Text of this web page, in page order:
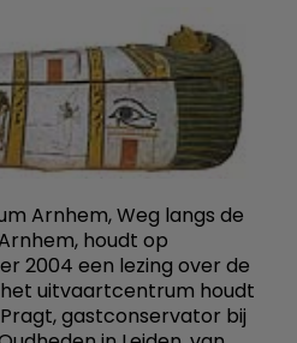
Arnhem, Weg langs de
houdt op
2004 een lezing over de
uitvaartcentrum houdt
gastconservator bij